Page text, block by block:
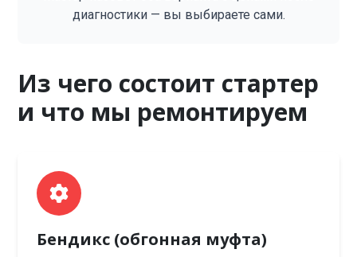
диагностики — вы выбираете сами.
Из чего состоит стартер
и что мы ремонтируем
Бендикс (обгонная муфта)